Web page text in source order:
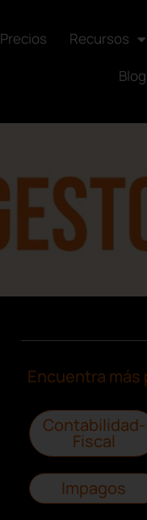
Precios
Recursos
Blog
Encuentra
Contabilidad-
Fiscal
Impagos